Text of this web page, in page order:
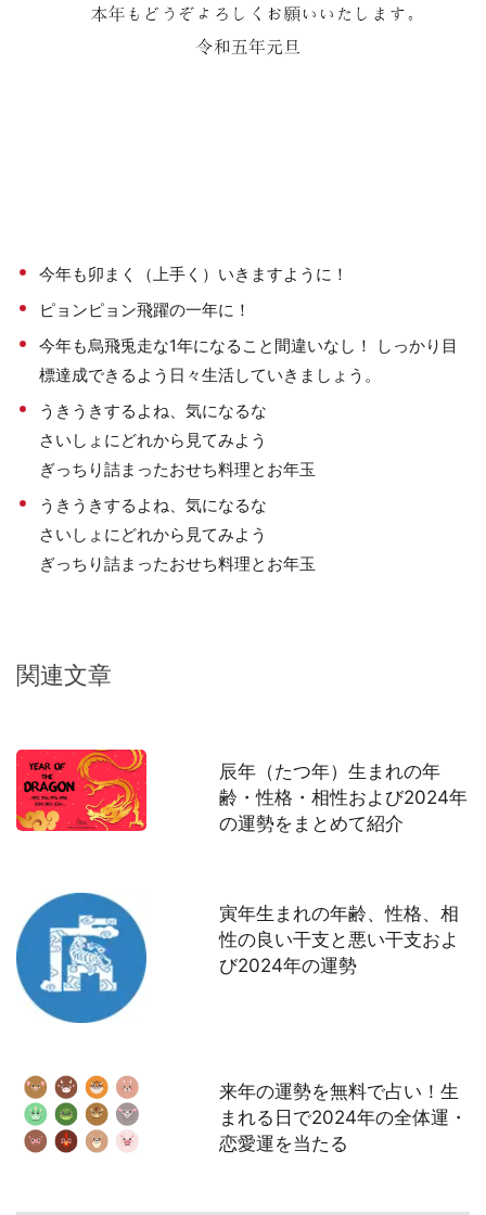
今年も卯まく（上手く）いきますように！
ピョンピョン飛躍の一年に！
今年も烏飛兎走な1年になること間違いなし！ しっかり目
標達成できるよう日々生活していきましょう。
うきうきするよね、気になるな
さいしょにどれから見てみよう
ぎっちり詰まったおせち料理とお年玉
うきうきするよね、気になるな
さいしょにどれから見てみよう
ぎっちり詰まったおせち料理とお年玉
関連文章
辰年（たつ年）生まれの年
齢・性格・相性および2024年
の運勢をまとめて紹介
寅年生まれの年齢、性格、相
性の良い干支と悪い干支およ
び2024年の運勢
来年の運勢を無料で占い！生
まれる日で2024年の全体運・
恋愛運を当たる